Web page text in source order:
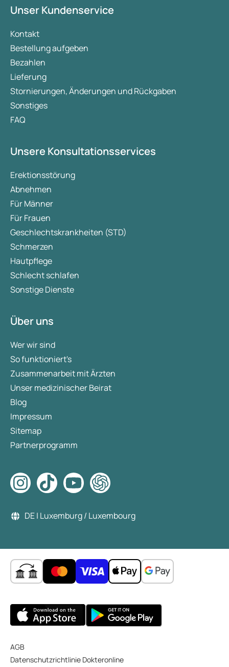
Unser Kundenservice
Kontakt
Bestellung aufgeben
Bezahlen
Lieferung
Stornierungen, Änderungen und Rückgaben
Sonstiges
FAQ
Unsere Konsultationsservices
Erektionsstörung
Abnehmen
Für Männer
Für Frauen
Geschlechtskrankheiten (STD)
Schmerzen
Hautpflege
Schlecht schlafen
Sonstige Dienste
Über uns
Wer wir sind
So funktioniert's
Zusammenarbeit mit Ärzten
Unser medizinischer Beirat
Blog
Impressum
Sitemap
Partnerprogramm
DE | Luxemburg / Luxembourg
AGB
Datenschutzrichtlinie Dokteronline